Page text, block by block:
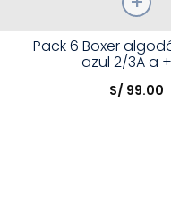
Talla
Elige una opción
Pack 6 Boxer
azul 2/3A a
S/ 99.00